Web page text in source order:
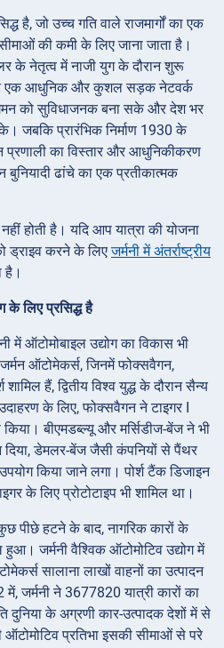
है, जो उच्च गति वाले राजमार्गों का एक
की कमी के लिए जाना जाता है।
के नेतृत्व में नाजी युग के दौरान शुरू
एक आधुनिक और कुशल सड़क नेटवर्क
को सुविधाजनक बना सके और देश भर
जबकि प्रारंभिक निर्माण 1930 के
का विस्तार और आधुनिकीकरण
बुनियादी ढांचे का एक प्रतीकात्मक
होती है। यदि आप यात्रा की योजना
ड्राइव करने के लिएजर्मनी में अंतर्राष्ट्रीय
है।
के लिए प्रसिद्ध है
में ऑटोमोबाइल उद्योग का विकास भी
जर्मन ऑटोमेकर्स, जिनमें फोक्सवैगन,
हैं, द्वितीय विश्व युद्ध के दौरान सैन्य
के लिए, फोक्सवैगन ने टाइगर I
बीएमडब्ल्यू और मर्सिडीज-बेंज ने भी
दिया, डेमलर-बेंज जैसी कंपनियों से पैंथर
किया जाने लगा। पोर्श टैंक डिजाइन
के लिए प्रोटोटाइप भी शामिल था।
पीछे हटने के बाद, नागरिक कारों के
जर्मनी वैश्विक ऑटोमोटिव उद्योग में
सालाना लाखों वाहनों का उत्पादन
जर्मनी ने 3677820 यात्री कारों का
दुनिया के अग्रणी कार-उत्पादक देशों में से
प्रतिभा इसकी सीमाओं से परे